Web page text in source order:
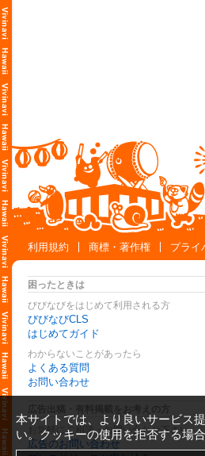
利用規約
商標・著作権 プライ
困ったときは
びびなびをはじめて利用される方
びびなびCLS
はじめてガイド
わからないことがあったら
よくある質問
お問い合わせ
お気軽にご相談・お問い合わせ下さい
広告のお問い合わせ
本サイトでは、より良いサービス
い。クッキーの使用を拒否する場